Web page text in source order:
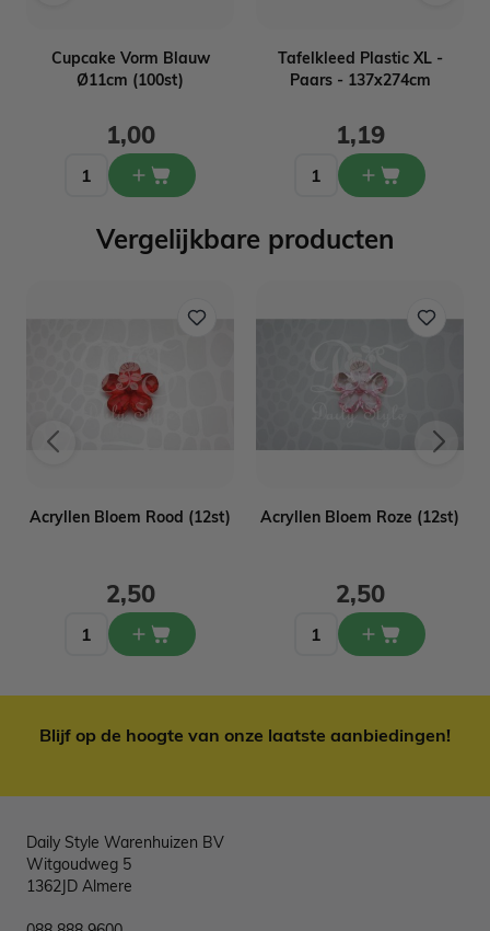
Cupcake Vorm Blauw
Ø11cm (100st)
1,00
Tafelkleed Plastic XL -
Paars - 137x274cm
1,19
Vergelijkbare producten
Acryllen Bloem Rood (12st)
2,50
Acryllen Bloem Roze (12st)
2,50
Blijf op de hoogte van onze laatste aanbiedingen!
Daily Style Warenhuizen BV
Witgoudweg 5
1362JD Almere